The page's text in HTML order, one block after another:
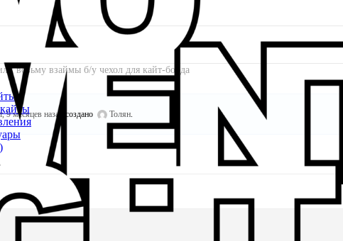
возьму взаймы б/у чехол для кайт-борда
9 месяцев назад создано Толян.